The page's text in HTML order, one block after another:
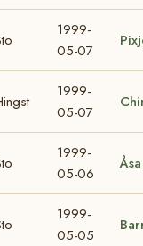
1999-
05-07
1999-
05-07
1999-
05-06
1999-
05-05